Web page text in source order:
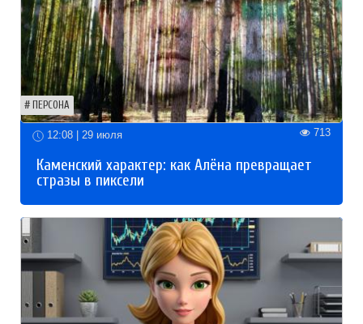
ПЕРСОНА
12:08 | 29 июля 713
Каменский характер: как Алёна превращает
стразы в пиксели